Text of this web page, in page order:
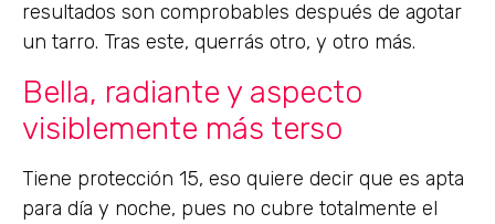
resultados son comprobables después de agotar
un tarro. Tras este, querrás otro, y otro más.
Bella, radiante y aspecto
visiblemente más terso
Tiene protección 15, eso quiere decir que es apta
para día y noche, pues no cubre totalmente el